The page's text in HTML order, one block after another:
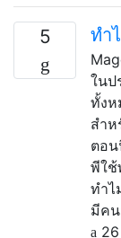
5 ทำ
ในป
ทั้งห
สำห
ตอน
พีใช้
ทำไ
มีคน
26